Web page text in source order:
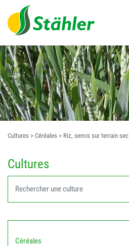
Cultures > Céréales > Riz, semis sur terrain sec
Cultures
Céréales